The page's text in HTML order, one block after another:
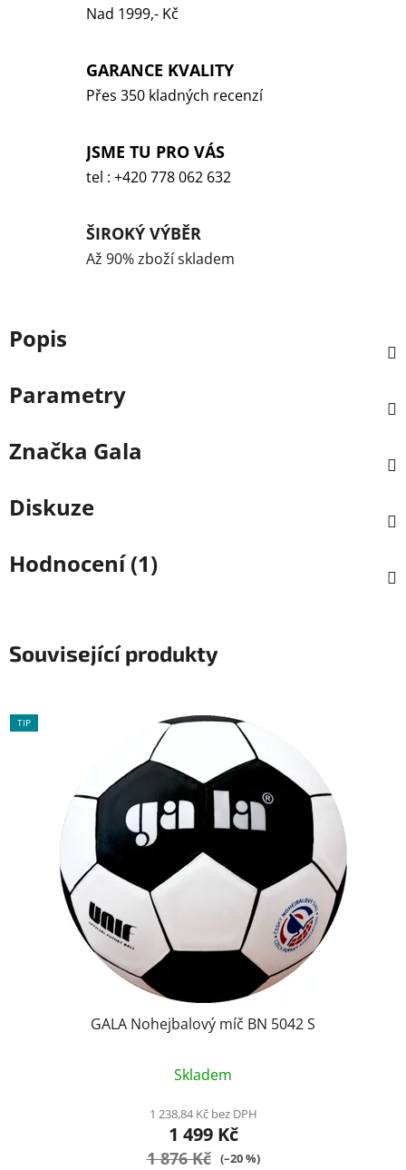
Nad 1999,- Kč
GARANCE KVALITY
Přes 350 kladných recenzí
JSME TU PRO VÁS
tel : +420 778 062 632
ŠIROKÝ VÝBĚR
Až 90% zboží skladem
Popis
Parametry
Značka Gala
Diskuze
Hodnocení (1)
Související produkty
TIP
GALA Nohejbalový míč BN 5042 S
hodnocení
produktu
je
4,9
Skladem
1 238,84 Kč bez DPH
1 499 Kč
1 876 Kč (–20 %)